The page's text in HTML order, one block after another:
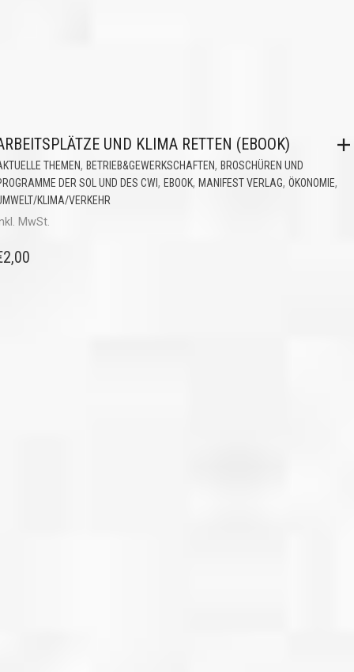
UND KLIMA RETTEN (EBOOK)
THEMEN, BETRIEB&GEWERKSCHAFTEN, BROSCHÜREN UND
DER SOL UND DES CWI, EBOOK, MANIFEST VERLAG, ÖKONOMIE,
KLIMA/VERKEHR
MwSt.
2,00